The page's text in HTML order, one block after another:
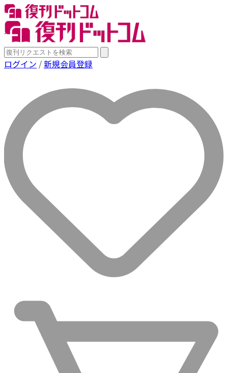
ログイン /新規会員登録